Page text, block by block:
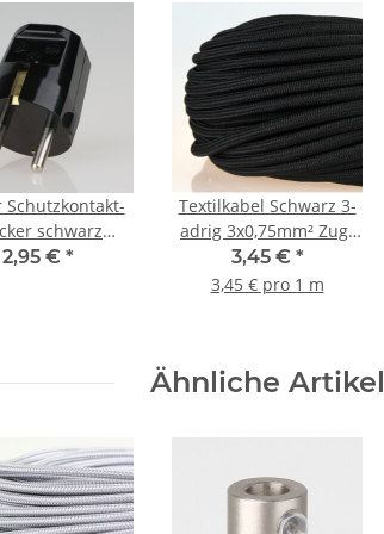
Schutzkontakt-
schwarz
Bakelit Optik
2,95 € *
Textilkabel Schwarz 3-
adrig 3x0,75mm² Zug-
Pendelleitung S03RT-F
3G0,75
3,45 € *
3,45 € pro 1 m
Ähnliche Artikel